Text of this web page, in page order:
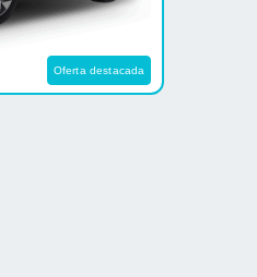
Oferta destacada